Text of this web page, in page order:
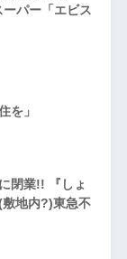
ーパー「エビス
を」
閉業!! 『しょ
地内?)東急不